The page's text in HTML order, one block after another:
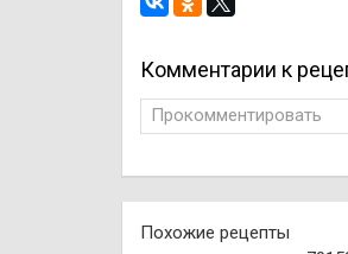
Комментарии к
Прокомментировать
Похожие рецепты